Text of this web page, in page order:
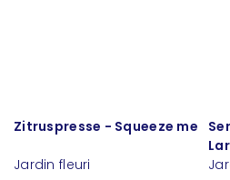
Zitruspresse - Squeeze me
Jardin fleuri